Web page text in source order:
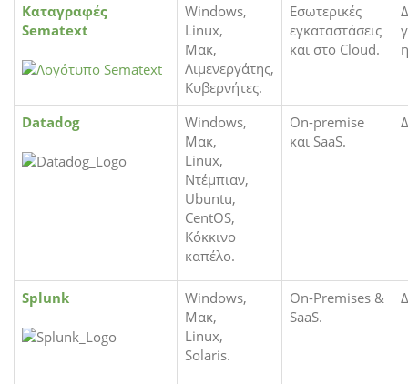
Καταγραφές
Sematext
Windows,
Linux,
Μακ,
Λιμενεργάτης,
Κυβερνήτες.
Εσωτερικές
εγκαταστάσεις
και στο Cloud.
Datadog
Windows,
Μακ,
Linux,
Ντέμπιαν,
Ubuntu,
CentOS,
Κόκκινο
καπέλο.
On-premise
και SaaS.
Splunk
Windows,
Μακ,
Linux,
Solaris.
On-Premises &
SaaS.